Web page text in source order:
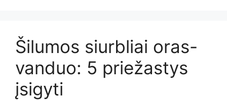
Šilumos siurbliai oras-
vanduo: 5 priežastys
įsigyti